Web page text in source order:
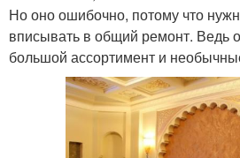
Но оно ошибочно, потому что
вписывать в общий ремонт. Ведь
большой ассортимент и